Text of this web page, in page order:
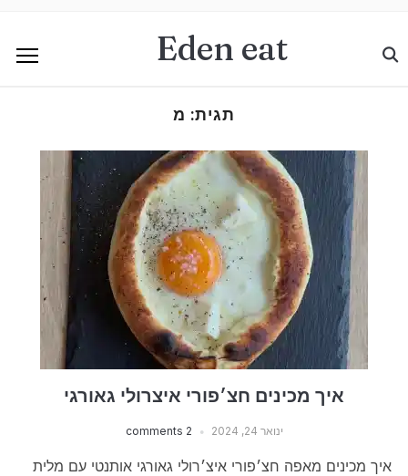
Eden eat
תגית: מ
איך מכינים חצ׳פורי איצרולי גאורגי
ינואר 24, 2024 2 comments
איך מכינים מאפה חצ׳פורי איצ׳רולי גאורגי אותנטי עם מלית